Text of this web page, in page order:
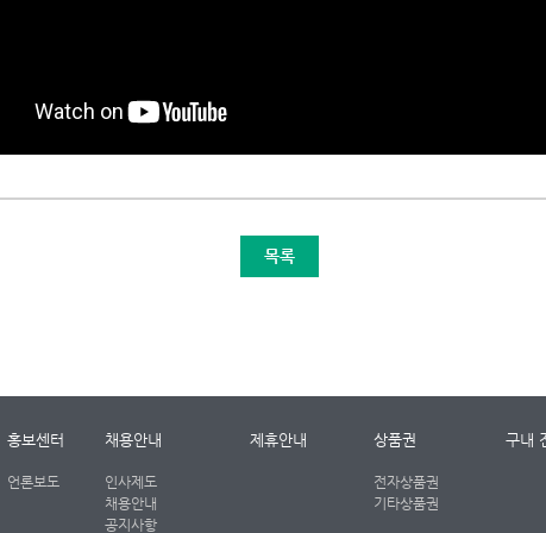
목록
홍보센터
언론보도
채용안내
인사제도
채용안내
공지사항
제휴안내 상품권
전자상품권
기타상품권
구내